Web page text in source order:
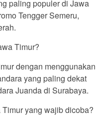
paling populer di Jawa
Tengger Semeru,
Timur?
dengan menggunakan
yang paling dekat
Juanda di Surabaya.
yang wajib dicoba?